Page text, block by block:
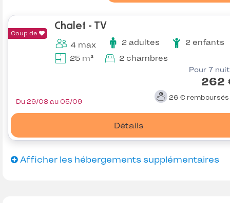
Coup de
Chalet - TV
4 max 2 adultes
2 enfants
25 m²
2 chambres
Pour 7
262
26 € remboursés
Détails
Du 29/08 au 05/09
Afficher les hébergements supplémentaires